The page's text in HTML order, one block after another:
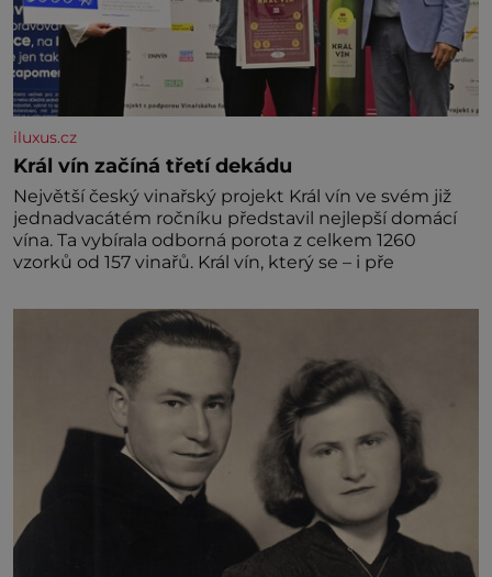
iluxus.cz
Král vín začíná třetí dekádu
Největší český vinařský projekt Král vín ve svém již
jednadvacátém ročníku představil nejlepší domácí
vína. Ta vybírala odborná porota z celkem 1260
vzorků od 157 vinařů. Král vín, který se – i pře